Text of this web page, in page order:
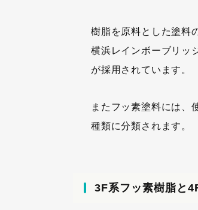
樹脂を原料とした塗料
横浜レインボーブリッ
が採用されています。
またフッ素塗料には、
種類に分類されます。
3F系フッ素樹脂と